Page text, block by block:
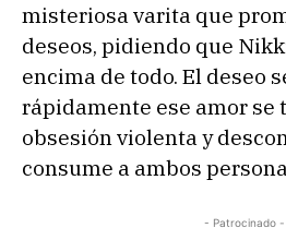
misteriosa varita que
deseos, pidiendo que
encima de todo. El deseo
rápidamente ese amor se
obsesión violenta y
consume a ambos
- Patrocinado -